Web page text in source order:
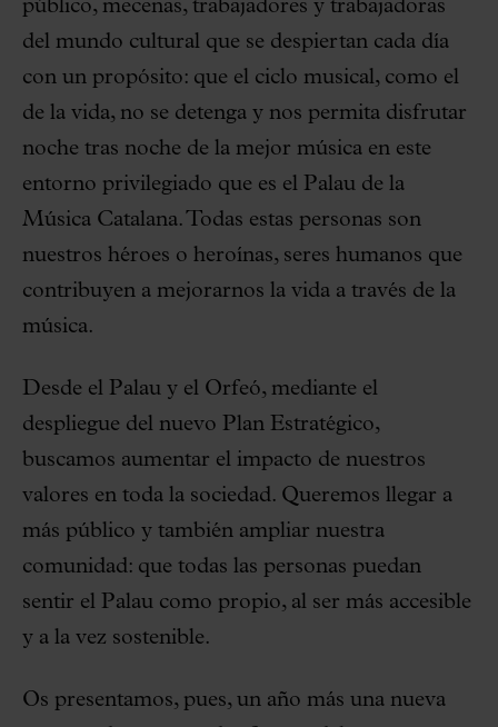
público, mecenas, trabajadores y trabajadoras
del mundo cultural que se despiertan cada día
con un propósito: que el ciclo musical, como el
de la vida, no se detenga y nos permita disfrutar
noche tras noche de la mejor música en este
entorno privilegiado que es el Palau de la
Música Catalana. Todas estas personas son
nuestros héroes o heroínas, seres humanos que
contribuyen a mejorarnos la vida a través de la
música.
Desde el Palau y el Orfeó, mediante el
despliegue del nuevo Plan Estratégico,
buscamos aumentar el impacto de nuestros
valores en toda la sociedad. Queremos llegar a
más público y también ampliar nuestra
comunidad: que todas las personas puedan
sentir el Palau como propio, al ser más accesible
y a la vez sostenible.
Os presentamos, pues, un año más una nueva